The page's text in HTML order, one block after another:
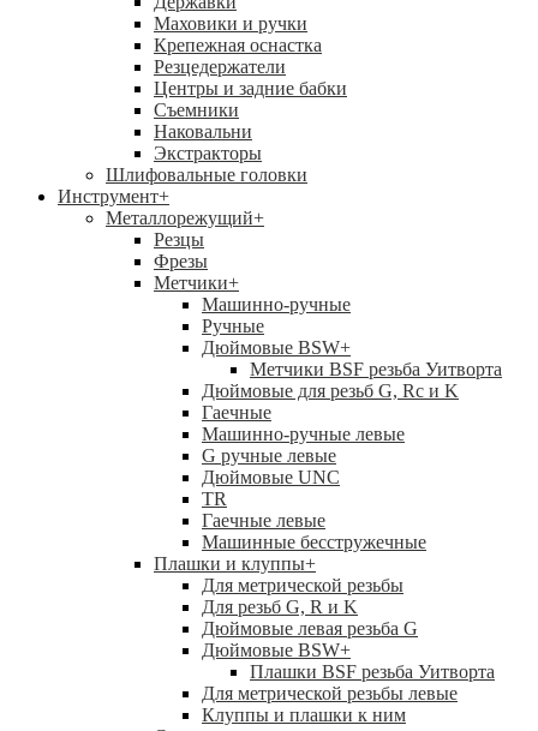
Маховики и ручки
Крепежная оснастка
Резцедержатели
Центры и задние бабки
Съемники
Наковальни
Экстракторы
Шлифовальные головки
Инструмент+
Металлорежущий+
Резцы
Фрезы
Метчики+
Машинно-ручные
Ручные
Дюймовые BSW+
Метчики BSF резьба Уитворта
Дюймовые для резьб G, Rc и K
Гаечные
Машинно-ручные левые
G ручные левые
Дюймовые UNC
TR
Гаечные левые
Машинные бесстружечные
Плашки и клуппы+
Для метрической резьбы
Для резьб G, R и K
Дюймовые левая резьба G
Дюймовые BSW+
Плашки BSF резьба Уитворта
Для метрической резьбы левые
Клуппы и плашки к ним